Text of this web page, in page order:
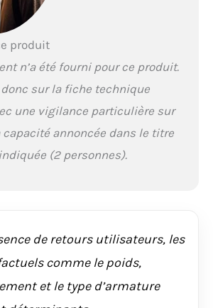
garantie de qualité
d'un an pour vous
sans risque. Si vous
questions sur les tentes, veuillez
et nous vous apporterons
satisfaisante dans les 12
produit
n’a été fourni pour ce produit.
donc sur la fiche technique
une vigilance particulière sur
capacité annoncée dans le titre
(2 personnes).
de retours utilisateurs, les
comme le poids,
et le type d’armature